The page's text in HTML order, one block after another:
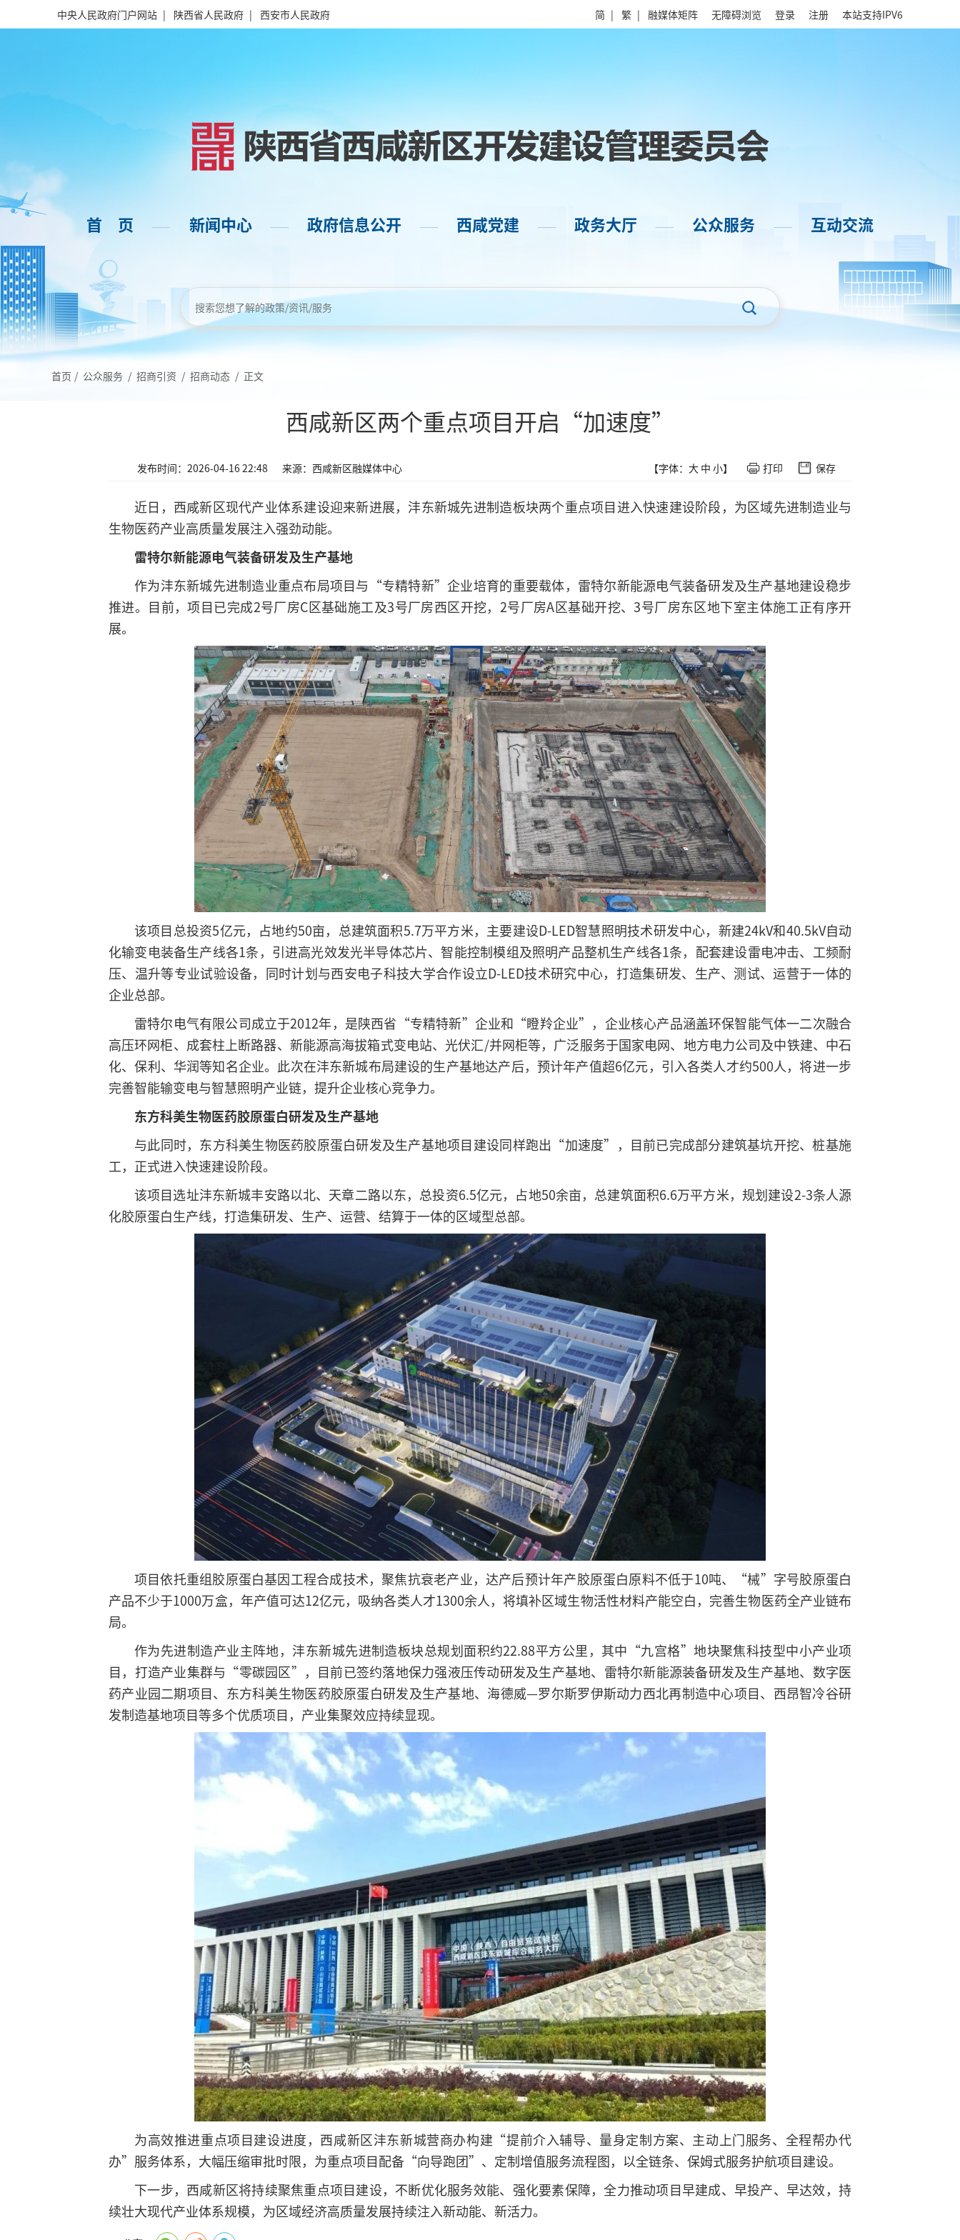
中央人民政府门户网站 | 陕西省人民政府 | 西安市人民政府 简 | 繁 | 融媒体矩阵 无障碍浏览 登录 注册 本站支持IPV6
首 页 —— 新闻中心 —— 政府信息公开 —— 西咸党建 —— 政务大厅 —— 公众服务 —— 互动交流
首页 / 公众服务 / 招商引资 / 招商动态 / 正文
西咸新区两个重点项目开启“加速度”
发布时间：2026-04-16 22:48 来源：西咸新区融媒体中心 【字体： 大 中 小】 打印 保存
近日，西咸新区现代产业体系建设迎来新进展，沣东新城先进制造板块两个重点项目进入快速建设阶段，为区域先进制造业与
生物医药产业高质量发展注入强劲动能。
雷特尔新能源电气装备研发及生产基地
作为沣东新城先进制造业重点布局项目与“专精特新”企业培育的重要载体，雷特尔新能源电气装备研发及生产基地建设稳步
推进。目前，项目已完成2号厂房C区基础施工及3号厂房西区开挖，2号厂房A区基础开挖、3号厂房东区地下室主体施工正有序开
展。
该项目总投资5亿元，占地约50亩，总建筑面积5.7万平方米，主要建设D-LED智慧照明技术研发中心，新建24kV和40.5kV自动
化输变电装备生产线各1条，引进高光效发光半导体芯片、智能控制模组及照明产品整机生产线各1条，配套建设雷电冲击、工频耐
压、温升等专业试验设备，同时计划与西安电子科技大学合作设立D-LED技术研究中心，打造集研发、生产、测试、运营于一体的
企业总部。
雷特尔电气有限公司成立于2012年，是陕西省“专精特新”企业和“瞪羚企业”，企业核心产品涵盖环保智能气体一二次融合
高压环网柜、成套柱上断路器、新能源高海拔箱式变电站、光伏汇/并网柜等，广泛服务于国家电网、地方电力公司及中铁建、中石
化、保利、华润等知名企业。此次在沣东新城布局建设的生产基地达产后，预计年产值超6亿元，引入各类人才约500人，将进一步
完善智能输变电与智慧照明产业链，提升企业核心竞争力。
东方科美生物医药胶原蛋白研发及生产基地
与此同时，东方科美生物医药胶原蛋白研发及生产基地项目建设同样跑出“加速度”，目前已完成部分建筑基坑开挖、桩基施
工，正式进入快速建设阶段。
该项目选址沣东新城丰安路以北、天章二路以东，总投资6.5亿元，占地50余亩，总建筑面积6.6万平方米，规划建设2-3条人源
化胶原蛋白生产线，打造集研发、生产、运营、结算于一体的区域型总部。
项目依托重组胶原蛋白基因工程合成技术，聚焦抗衰老产业，达产后预计年产胶原蛋白原料不低于10吨、“械”字号胶原蛋白
产品不少于1000万盒，年产值可达12亿元，吸纳各类人才1300余人，将填补区域生物活性材料产能空白，完善生物医药全产业链布
局。
作为先进制造产业主阵地，沣东新城先进制造板块总规划面积约22.88平方公里，其中“九宫格”地块聚焦科技型中小产业项
目，打造产业集群与“零碳园区”，目前已签约落地保力强液压传动研发及生产基地、雷特尔新能源装备研发及生产基地、数字医
药产业园二期项目、东方科美生物医药胶原蛋白研发及生产基地、海德威—罗尔斯罗伊斯动力西北再制造中心项目、西昂智冷谷研
发制造基地项目等多个优质项目，产业集聚效应持续显现。
为高效推进重点项目建设进度，西咸新区沣东新城营商办构建“提前介入辅导、量身定制方案、主动上门服务、全程帮办代
办”服务体系，大幅压缩审批时限，为重点项目配备“向导跑团”、定制增值服务流程图，以全链条、保姆式服务护航项目建设。
下一步，西咸新区将持续聚焦重点项目建设，不断优化服务效能、强化要素保障，全力推动项目早建成、早投产、早达效，持
续壮大现代产业体系规模，为区域经济高质量发展持续注入新动能、新活力。